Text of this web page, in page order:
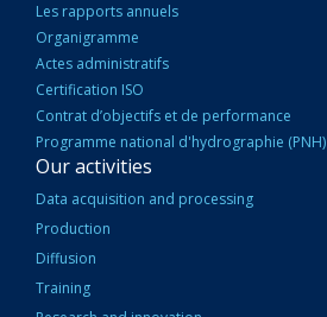
Les rapports annuels
Organigramme
Actes administratifs
Certification ISO
Contrat d’objectifs et de performance
Programme national d'hydrographie (PNH)
Our activities
Data acquisition and processing
Production
Diffusion
Training